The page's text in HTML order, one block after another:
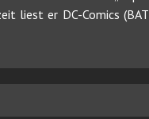
liest er DC-Comics